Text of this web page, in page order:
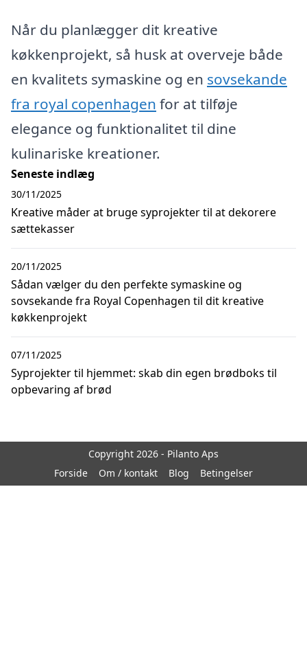
Når du planlægger dit kreative
køkkenprojekt, så husk at overveje både
en kvalitets symaskine og en sovsekande
fra royal copenhagen for at tilføje
elegance og funktionalitet til dine
kulinariske kreationer.
Seneste indlæg
Kreative måder at bruge syprojekter til at dekorere
sættekasser
30/11/2025
Sådan vælger du den perfekte symaskine og
sovsekande fra Royal Copenhagen til dit kreative
køkkenprojekt
20/11/2025
Syprojekter til hjemmet: skab din egen brødboks til
opbevaring af brød
07/11/2025
Copyright 2026 - Pilanto Aps
Forside
Om / kontakt Blog Betingelser